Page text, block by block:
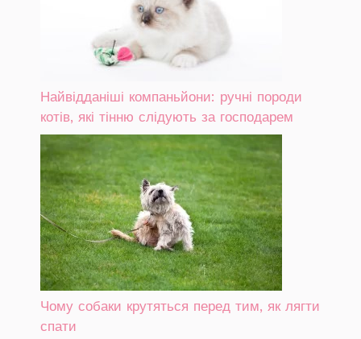
Найвідданіші компаньйони: ручні породи
котів, які тінню слідують за господарем
Чому собаки крутяться перед тим, як лягти
спати